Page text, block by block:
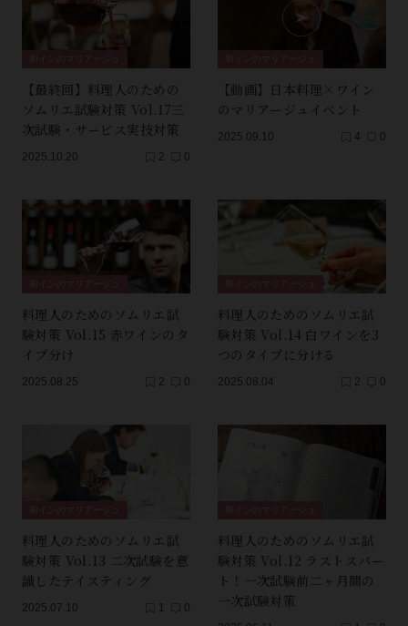
【最終回】料理人のための
ソムリエ試験対策 Vol.17三
次試験・サービス実技対策
2025.10.20 2 0
【動画】日本料理×ワイン
のマリアージュイベント
2025.09.10 4 0
料理人のためのソムリエ試
験対策 Vol.15 赤ワインのタ
イプ分け
2025.08.25 2 0
料理人のためのソムリエ試
験対策 Vol.14 白ワインを3
つのタイプに分ける
2025.08.04 2 0
料理人のためのソムリエ試
験対策 Vol.13 二次試験を意
識したテイスティング
2025.07.10 1 0
料理人のためのソムリエ試
験対策 Vol.12 ラストスパー
ト！一次試験前二ヶ月間の
一次試験対策